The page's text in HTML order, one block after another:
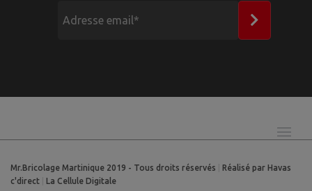
Mr.Bricolage Martinique 2019 - Tous droits réservés
Réalisé par Havas
c'direct
La Cellule Digitale